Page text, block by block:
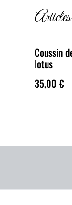
Articles
Coussin
lotus
35,00 €